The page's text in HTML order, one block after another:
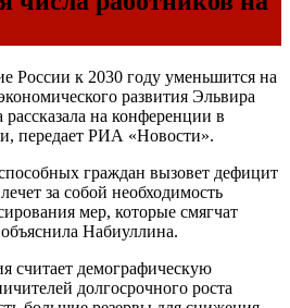
России к 2030 году уменьшится на
развития Эльвира
на конференции в
передает РИА «Новости».
граждан вызовет дефицит
за собой необходимость
мер, которые смягчат
Набиуллина.
считает демографическую
долгосрочного роста